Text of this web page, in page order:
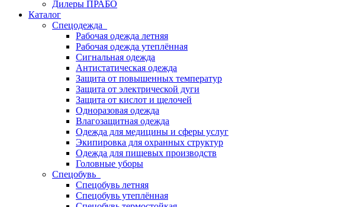
Дилеры ПРАБО
Каталог
Спецодежда
Рабочая одежда летняя
Рабочая одежда утеплённая
Сигнальная одежда
Антистатическая одежда
Защита от повышенных температур
Защита от электрической дуги
Защита от кислот и щелочей
Одноразовая одежда
Влагозащитная одежда
Одежда для медицины и сферы услуг
Экипировка для охранных структур
Одежда для пищевых производств
Головные уборы
Спецобувь
Спецобувь летняя
Спецобувь утеплённая